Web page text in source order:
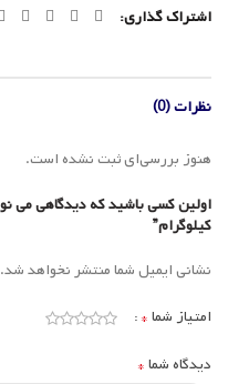
اشتراک گذاری
نظرات (0)
هنوز بررسی‌ای ثبت نشده است.
کیلوگرام”
نشانی ایمیل شما منتشر نخواهد شد.
امتیاز شما*
دیدگاه شما*